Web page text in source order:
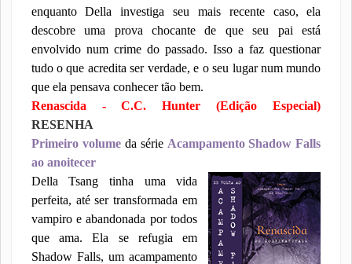
enquanto Della investiga seu mais recente caso, ela
descobre uma prova chocante de que seu pai está
envolvido num crime do passado. Isso a faz questionar
tudo o que acredita ser verdade, e o seu lugar num mundo
que ela pensava conhecer tão bem.
Renascida - C.C. Hunter (Edição Especial)
RESENHA
Primeiro volumeda série Acampamento Shadow Falls
ao anoitecer
Della Tsang tinha uma vida
perfeita, até ser transformada em
vampiro e abandonada por todos
que ama. Ela se refugia em
Shadow Falls, um acampamento